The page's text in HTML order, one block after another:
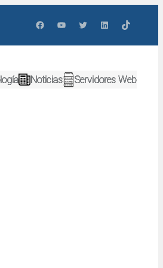
FacebookYouTubeTwitterLinkedInTikTok
Noticias Servidores Web